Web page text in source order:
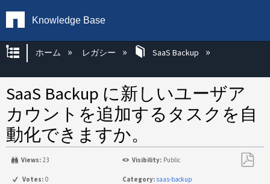
Knowledge Base
グローバル階層を展開/折りたたむ
ホーム レガシー SaaS Backup
SaaS Backup に新しいユーザア
カウントを追加するタスクを自
動化できますか。
Views: 23 Visibility: Public
Votes: 0 Category: saas-backup